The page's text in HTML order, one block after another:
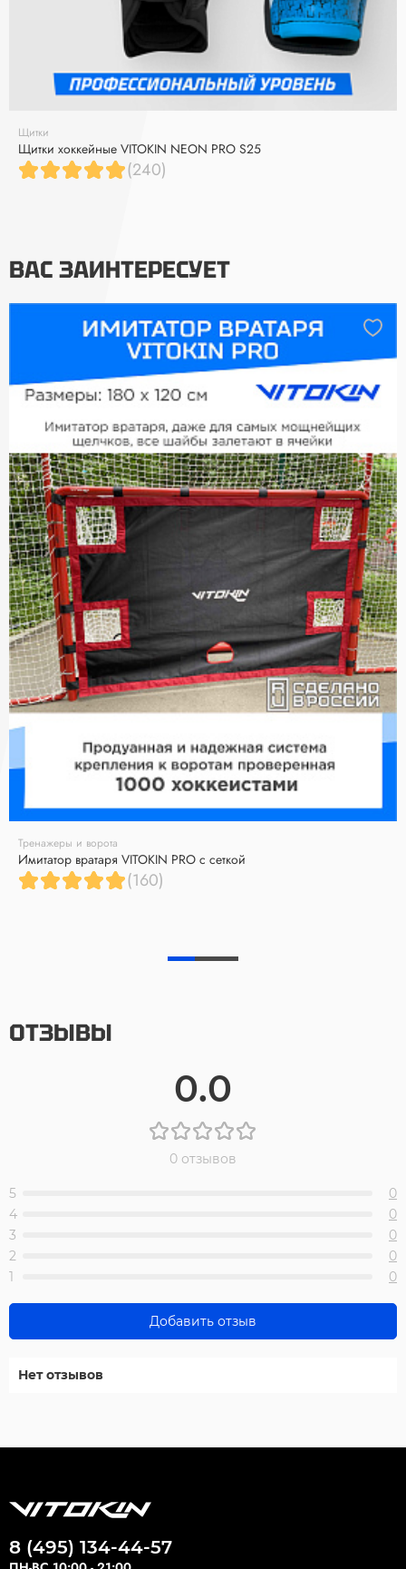
Щитки
Щитки хоккейные VITOKIN NEON PRO S25
(240)
ВАС ЗАИНТЕРЕСУЕТ
Тренажеры и ворота
Имитатор вратаря VITOKIN PRO с сеткой
(160)
ОТЗЫВЫ
0.0
0 отзывов
5
0
4
0
3
0
2
0
1
0
Добавить отзыв
Нет отзывов
8 (495) 134-44-57